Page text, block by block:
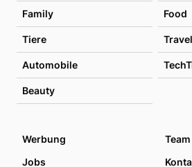
Family Food
Tiere Travel
Automobile
Beauty
Werbung
Team
Jobs